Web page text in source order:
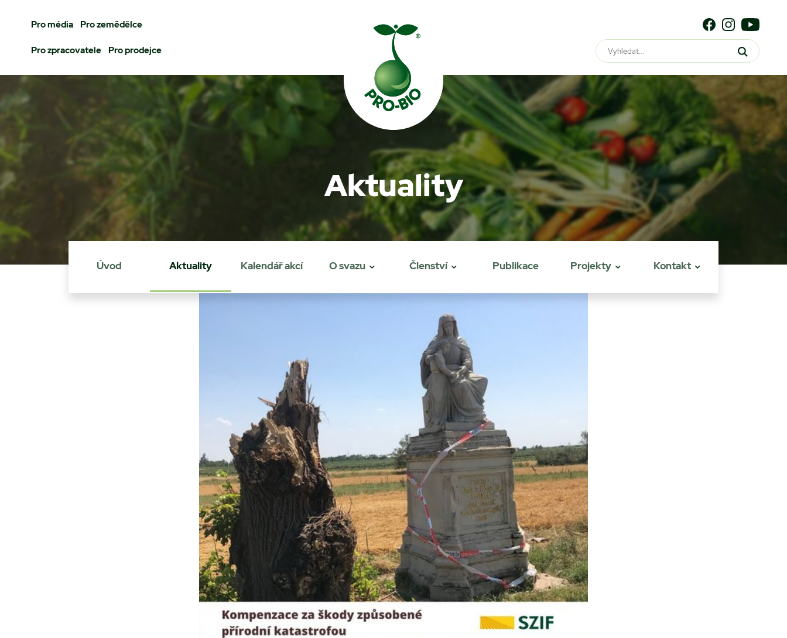
Prohledat PRO-BIO
Pro média Pro zemědělce
Pro zpracovatele Pro prodejce
Aktuality
Úvod Aktuality Kalendář akcí O svazu Členství Publikace Projekty Kontakt